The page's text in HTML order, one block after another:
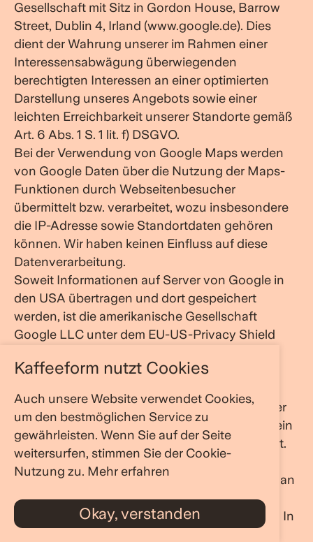
Gesellschaft mit Sitz in Gordon House, Barrow
Street, Dublin 4, Irland (www.google.de). Dies
dient der Wahrung unserer im Rahmen einer
Interessensabwägung überwiegenden
berechtigten Interessen an einer optimierten
Darstellung unseres Angebots sowie einer
leichten Erreichbarkeit unserer Standorte gemäß
Art. 6 Abs. 1 S. 1 lit. f) DSGVO.
Bei der Verwendung von Google Maps werden
von Google Daten über die Nutzung der Maps-
Funktionen durch Webseitenbesucher
übermittelt bzw. verarbeitet, wozu insbesondere
die IP-Adresse sowie Standortdaten gehören
können. Wir haben keinen Einfluss auf diese
Datenverarbeitung.
Soweit Informationen auf Server von Google in
den USA übertragen und dort gespeichert
werden, ist die amerikanische Gesellschaft
Google LLC unter dem EU-US-Privacy Shield
eingesehen werden. Aufgrund dieses
Europäischen Kommission hat letztere für unter
dem Privacy Shield zertifizierte Unternehmen ein
angemessenes Datenschutzniveau festgestellt.
Um den Service von Google Maps zu
deaktivieren und damit die Datenübermittlung an
Google zu verhindern, müssen Sie die Java-
Script-Funktion in Ihrem Browser deaktivieren. In
Kaffeeform nutzt Cookies
Auch unsere Website verwendet Cookies,
um den bestmöglichen Service zu
gewährleisten. Wenn Sie auf der Seite
weitersurfen, stimmen Sie der Cookie-
Nutzung zu. Mehr erfahren
Okay, verstanden